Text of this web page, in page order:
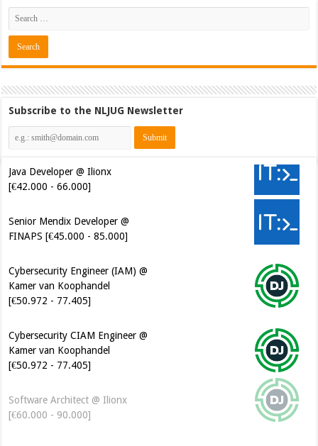
Subscribe to the NLJUG Newsletter
Java Developer @ Ilionx
[€42.000 - 66.000]
Senior Mendix Developer @
FINAPS [€45.000 - 85.000]
Cybersecurity Engineer (IAM) @
Kamer van Koophandel
[€50.972 - 77.405]
Cybersecurity CIAM Engineer @
Kamer van Koophandel
[€50.972 - 77.405]
Software Architect @ Ilionx
[€60.000 - 90.000]